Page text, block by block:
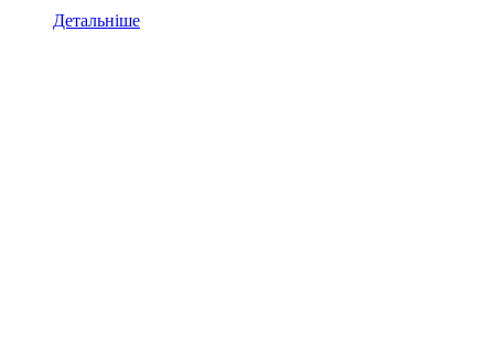
Детальніше